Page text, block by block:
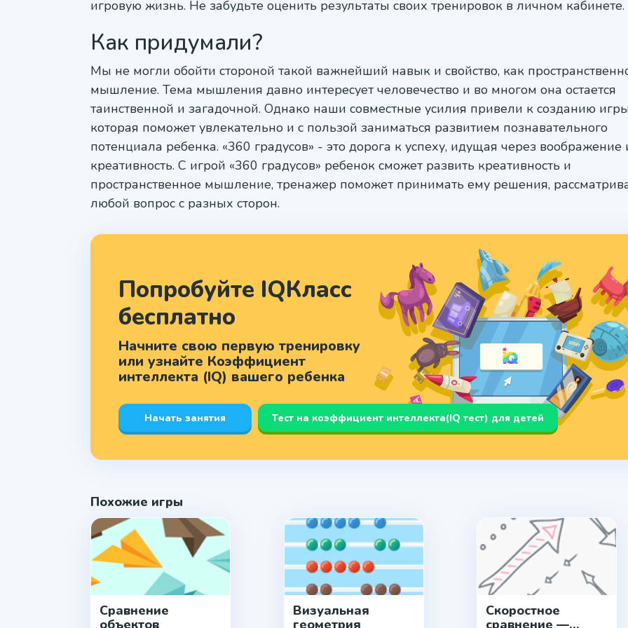
игровую жизнь. Не забудьте оценить результаты своих тренировок в личном кабинете.
Как придумали?
Мы не могли обойти стороной такой важнейший навык и свойство, как
мышление. Тема мышления давно интересует человечество и во многом она остается
таинственной и загадочной. Однако наши совместные усилия привели к созданию
которая поможет увлекательно и с пользой заниматься развитием познавательного
потенциала ребенка. «360 градусов» - это дорога к успеху, идущая через воображение
креативность. С игрой «360 градусов» ребенок сможет развить креативность и
пространственное мышление, тренажер поможет принимать ему решения,
любой вопрос с разных сторон.
Попробуйте IQКласс
бесплатно
Начните свою первую тренировку
или узнайте Коэффициент
интеллекта (IQ) вашего ребенка
Начать занятия Тест на коэффициент интеллекта(IQ тест) для детей
Похожие игры
Сравнение
объектов
Визуальная
геометрия
Скоростное
сравнение —